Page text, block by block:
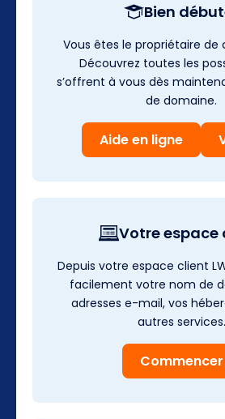
Bien
Vous êtes le propriétaire de
Découvrez toutes les
s’offrent à vous dès
de domaine.
Aide en ligne
Votre espace
Depuis votre espace client
facilement votre nom de
adresses e-mail, vos
autres services.
Commencer